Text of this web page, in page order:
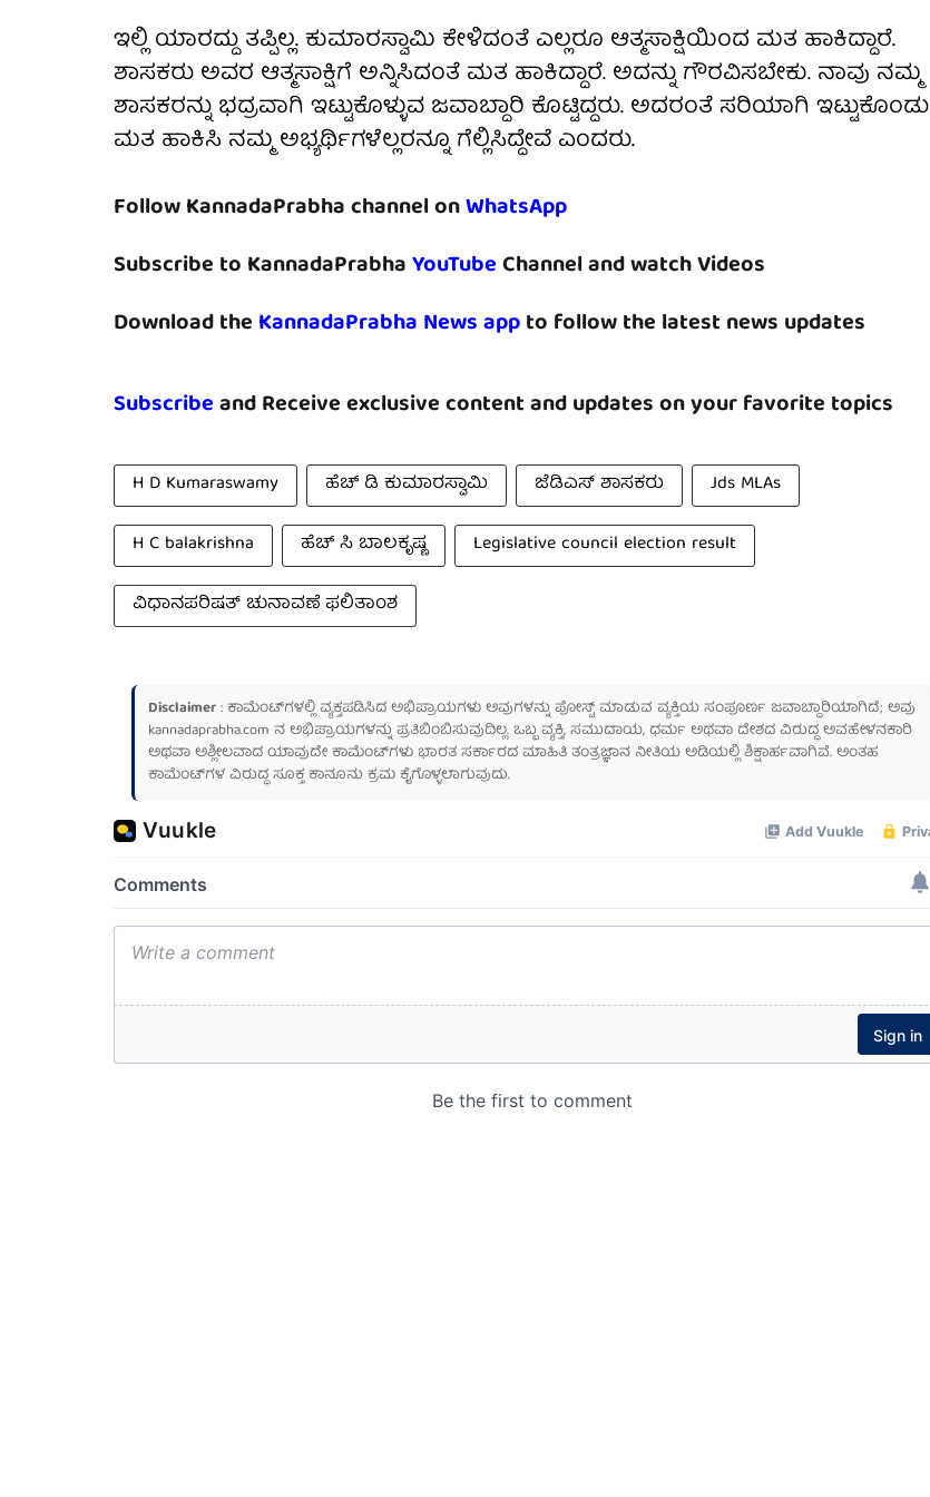
ಇಲ್ಲಿ ಯಾರದ್ದು ತಪ್ಪಿಲ್ಲ. ಕುಮಾರಸ್ವಾಮಿ ಕೇಳಿದಂತೆ ಎಲ್ಲರೂ ಆತ್ಮಸಾಕ್ಷಿಯಿಂದ ಮತ ಹಾಕಿದ್ದಾರೆ.
ಶಾಸಕರು ಅವರ ಆತ್ಮಸಾಕ್ಷಿಗೆ ಅನ್ನಿಸಿದಂತೆ ಮತ ಹಾಕಿದ್ದಾರೆ. ಅದನ್ನು ಗೌರವಿಸಬೇಕು. ನಾವು ನಮ್ಮ
ಶಾಸಕರನ್ನು ಭದ್ರವಾಗಿ ಇಟ್ಟುಕೊಳ್ಳುವ ಜವಾಬ್ದಾರಿ ಕೊಟ್ಟಿದ್ದರು. ಅದರಂತೆ ಸರಿಯಾಗಿ ಇಟ್ಟುಕೊಂಡು
ಮತ ಹಾಕಿಸಿ ನಮ್ಮ ಅಭ್ಯರ್ಥಿಗಳೆಲ್ಲರನ್ನೂ ಗೆಲ್ಲಿಸಿದ್ದೇವೆ ಎಂದರು.
Follow KannadaPrabha channel onWhatsApp
Subscribe to KannadaPrabhaYouTubeChannel and watch Videos
Download the KannadaPrabha News appto follow the latest news updates
Subscribeand Receive exclusive content and updates on your favorite topics
H D Kumaraswamy ಹೆಚ್ ಡಿ ಕುಮಾರಸ್ವಾಮಿ ಜೆಡಿಎಸ್ ಶಾಸಕರು
Jds MLAs
H C balakrishna
ಹೆಚ್ ಸಿ ಬಾಲಕೃಷ್ಣ
Legislative council election result
ವಿಧಾನಪರಿಷತ್ ಚುನಾವಣೆ ಫಲಿತಾಂಶ
Disclaimer: ಕಾಮೆಂಟ್‌ಗಳಲ್ಲಿ ವ್ಯಕ್ತಪಡಿಸಿದ ಅಭಿಪ್ರಾಯಗಳು ಅವುಗಳನ್ನು ಪೋಸ್ಟ್ ಮಾಡುವ ವ್ಯಕ್ತಿಯ ಸಂಪೂರ್ಣ ಜವಾಬ್ದಾರಿಯಾಗಿದೆ; ಅವು
kannadaprabha.com ನ ಅಭಿಪ್ರಾಯಗಳನ್ನು ಪ್ರತಿಬಿಂಬಿಸುವುದಿಲ್ಲ. ಒಬ್ಬ ವ್ಯಕ್ತಿ, ಸಮುದಾಯ, ಧರ್ಮ ಅಥವಾ ದೇಶದ ವಿರುದ್ಧ ಅವಹೇಳನಕಾರಿ
ಅಥವಾ ಅಶ್ಲೀಲವಾದ ಯಾವುದೇ ಕಾಮೆಂಟ್‌ಗಳು ಭಾರತ ಸರ್ಕಾರದ ಮಾಹಿತಿ ತಂತ್ರಜ್ಞಾನ ನೀತಿಯ ಅಡಿಯಲ್ಲಿ ಶಿಕ್ಷಾರ್ಹವಾಗಿವೆ. ಅಂತಹ
ಕಾಮೆಂಟ್‌ಗಳ ವಿರುದ್ಧ ಸೂಕ್ತ ಕಾನೂನು ಕ್ರಮ ಕೈಗೊಳ್ಳಲಾಗುವುದು.